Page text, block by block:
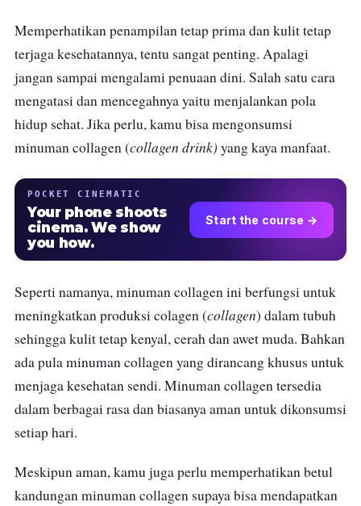
Memperhatikan penampilan tetap prima dan kulit tetap
terjaga kesehatannya, tentu sangat penting. Apalagi
jangan sampai mengalami penuaan dini. Salah satu cara
mengatasi dan mencegahnya yaitu menjalankan pola
hidup sehat. Jika perlu, kamu bisa mengonsumsi
minuman collagen (collagen drink) yang kaya manfaat.
POCKET CINEMATIC
Your phone shoots
cinema. We show
you how.
Start the course →
Seperti namanya, minumancollagenini berfungsi untuk
meningkatkan produksi colagen (collagen) dalam tubuh
sehingga kulit tetap kenyal, cerah dan awet muda. Bahkan
ada pula minumancollagenyang dirancang khusus untuk
menjaga kesehatan sendi. Minumancollagentersedia
dalam berbagai rasa dan biasanya aman untuk dikonsumsi
setiap hari.
Meskipun aman, kamu juga perlu memperhatikan betul
kandungan minumancollagen supaya bisa mendapatkan